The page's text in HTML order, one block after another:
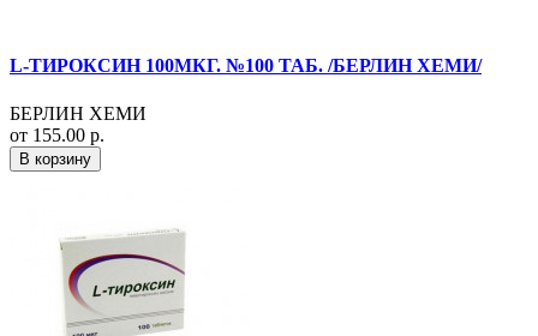
L-ТИРОКСИН 100МКГ. №100 ТАБ. /БЕРЛИН ХЕМИ/
БЕРЛИН ХЕМИ
от 155.00 р.
В корзину